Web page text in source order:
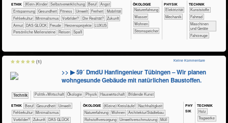
ETHIK (Klein-)Kinder ​​​​​​​​​​​​​​​​​​​​​​​​​​​​​​​​​​​​​​​​Selbst­verwirklichung ​​​​​​​​​​​​​​​Beruf
​​​​​​​​​​​​​Angst
​​​​​​​​​​​​​Entspannung
​​​​​​Gesundheit ​​​​​Fitness ​​​​​Umwelt ​​​Freiheit
​​​Mobilität
​​Fehlerkultur
​​Minimalismus ​​Vorbilder? ​Die Realität?
​Zukunft
Armut
DAS GLÜCK Freude Herzensprojekte
LUXUS
Persönliche Meilensteine
Reisen Spaß
ÖKO​LOGIE
​​​​​​​​​​​​​Naturerfahrung
​​​​​​Wasser
​​​​Wohnen
​​​Stromspeicher
PHY​SIK
​​​Elektrizität
​​​Mechanik
TECH​NIK
​​​​​​​​Kunststoffe
​​​​​​​Fahrrad
​​​​Maschinen
und Geräte
​Fahrzeuge
>> ▶ 59´ DmdU Hanfingenieur Tübingen – Wir planen
wohngesunde Gebäude mit natürlichen Baustoffen.
​Technik ​​​​​​​​​Politik+​Wirtschaft ​​​​​​​​Ökologie ​​​​​​​Physik ​Haus­wirtschaft Bildende Kunst
ETHIK ​​​​​​​​​​​​​​​Beruf ​​​​​​Gesundheit
​​​​​Umwelt
​​Fehlerkultur
​​Minimalismus
​​Vorbilder?
​Zukunft
DAS GLÜCK
ÖKO​LOGIE ​​​​​​​​​​​​​​(Kleine) Kreisläufe!
​​​​​​​​​​​​​​​Nachhaltigkeit
​​​​​​​​​​​​​Naturerfahrung
​​​​Wohnen
​​​Architektur/­Städtebau
​​Rohstoffversorgung
​​Umweltverschmutzung
​Müll
PHY​
SIK
TECH​NIK
​​​​​​​​Holz
​​​​​Tragwerke
Keine Kommentare
(1)